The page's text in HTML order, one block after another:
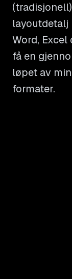
layoutdetalj
Word,
få en
løpet av
formater.